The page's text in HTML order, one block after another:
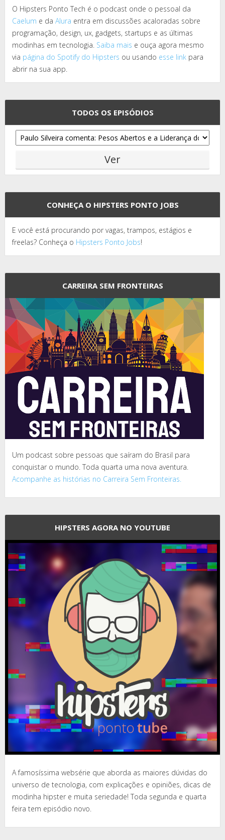
O Hipsters Ponto Tech é o podcast onde o pessoal da
Caelum e da Alura entra em discussões acaloradas sobre
programação, design, ux, gadgets, startups e as últimas
modinhas em tecnologia. Saiba mais e ouça agora mesmo
via página do Spotify do Hipsters ou usando esse link para
abrir na sua app.
TODOS OS EPISÓDIOS
CONHEÇA O HIPSTERS PONTO JOBS
E você está procurando por vagas, trampos, estágios e
freelas? Conheça o Hipsters Ponto Jobs!
CARREIRA SEM FRONTEIRAS
Um podcast sobre pessoas que saíram do Brasil para
conquistar o mundo. Toda quarta uma nova aventura.
Acompanhe as histórias no Carreira Sem Fronteiras.
HIPSTERS AGORA NO YOUTUBE
A famosíssima websérie que aborda as maiores dúvidas do
universo de tecnologia, com explicações e opiniões, dicas de
modinha hipster e muita seriedade! Toda segunda e quarta
feira tem episódio novo.